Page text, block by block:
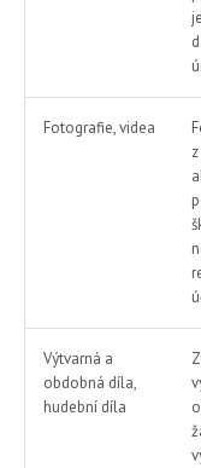
Fotografie, videa
Výtvarná a
obdobná díla,
hudební díla